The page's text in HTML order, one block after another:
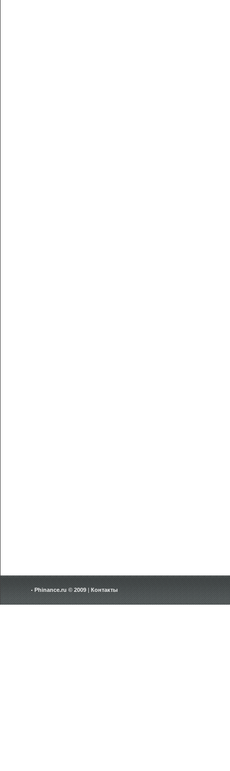
Phinance.ru © 2009 | Контакты